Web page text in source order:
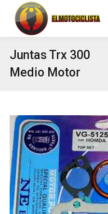
Juntas Trx 300
Medio Motor